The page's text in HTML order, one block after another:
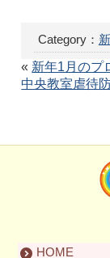
Category：
« 新年1月のプ
中央教室虐待
HOME